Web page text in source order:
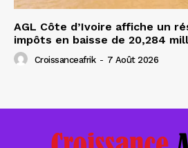
AGL Côte d’Ivoire affiche un
impôts en baisse de 20,284
Croissanceafrik - 7 Août 2026